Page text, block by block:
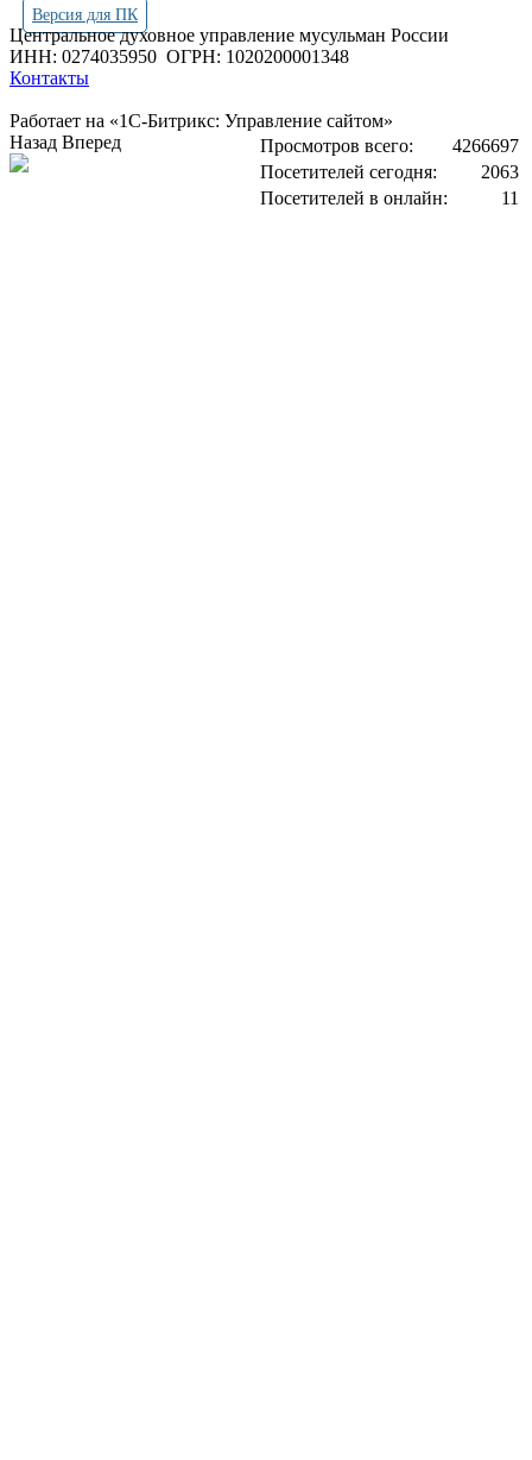
Версия для ПК
Центральное духовное управление мусульман России
ИНН: 0274035950 ОГРН: 1020200001348
Контакты
Работает на «1С-Битрикс: Управление сайтом»
Просмотров всего:
4266697
Посетителей сегодня:
2063
Посетителей в онлайн:
11
Назад Вперед